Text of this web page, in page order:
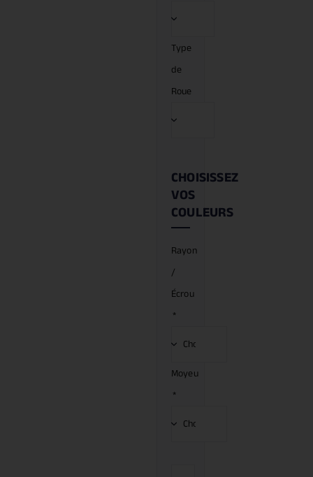
Type
de
Roue
CHOISISSEZ
VOS
COULEURS
Rayon
/
Écrou
*
Moyeu
*